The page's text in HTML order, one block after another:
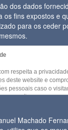
dos dados
os fins expostos e
para os ceder
respeita a
deste website e
pessoais caso o
secções e / ou
Machado